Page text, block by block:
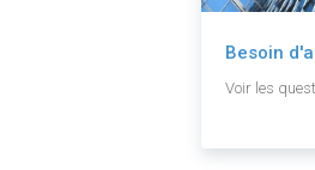
Besoin
Voir les